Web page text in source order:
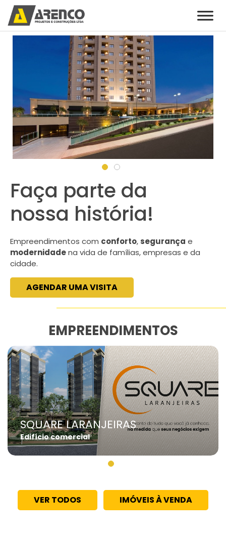
Faça parte da
nossa história!
Empreendimentos com conforto, segurança e
modernidadena vida de famílias, empresas e da
cidade.
AGENDAR UMA VISITA
EMPREENDIMENTOS
SQUARE LARANJEIRAS
Edifício comercial
VER TODOS IMÓVEIS À VENDA